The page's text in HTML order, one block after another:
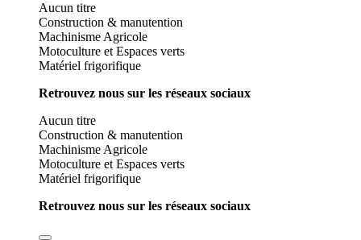
Aucun titre
Construction & manutention
Machinisme Agricole
Motoculture et Espaces verts
Matériel frigorifique
Retrouvez nous sur les réseaux sociaux
Aucun titre
Construction & manutention
Machinisme Agricole
Motoculture et Espaces verts
Matériel frigorifique
Retrouvez nous sur les réseaux sociaux